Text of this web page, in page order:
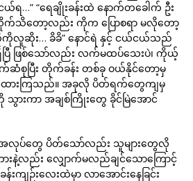
ငယ်ရ…” “ရေချိုးခန်းထဲ နောက်တခေါက် ဦး
သိတော့လည်း ကိုက ပြောစရာ မလိုတော့
ကိုကိုလူဆိုး… ခိခိ” နောင်ရဲ နှင့် ငယ်ငယ်သည်
ြီ ဖြစ်သော်လည်း လက်မထပ်သေးပဲ၊ ကိုယ့်
စုပြီး တိုက်ခန်း တစ်ခု ဝယ်နိုင်တော့မှ
းကြသည်။ အခုလို ပိတ်ရက်တွေကျမှ
ားကာ အချစ်ကြိုးတွေ ခိုင်မြဲအောင်
လုပ်တွေ ပိတ်သော်လည်း သူများတွေလို
းနဲ့လည်း လျှောက်မလည်ချင်သောကြောင့်
းကျဉ်းလေးထဲမှာ လာအောင်းနေခြင်း